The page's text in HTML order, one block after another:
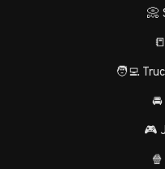
📀
🧑‍💻
🎮